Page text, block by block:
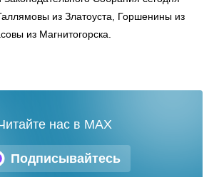
из Златоуста, Горшенины из
из Магнитогорска.
Подписывайтесь
нас в MAX